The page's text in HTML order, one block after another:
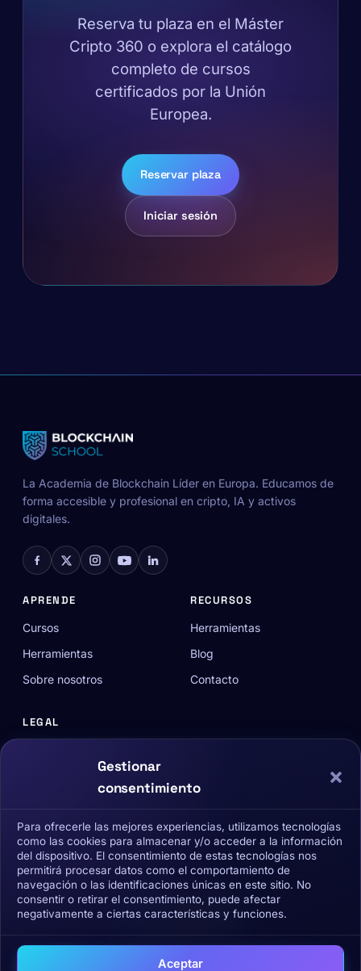
Gestionar
consentimiento
Para ofrecerle las mejores experiencias, utilizamos tecnologías
como las cookies para almacenar y/o acceder a la información
del dispositivo. El consentimiento de estas tecnologías nos
permitirá procesar datos como el comportamiento de
navegación o las identificaciones únicas en este sitio. No
consentir o retirar el consentimiento, puede afectar
negativamente a ciertas características y funciones.
Aceptar
Reserva tu plaza en el Máster
Cripto 360 o explora el catálogo
completo de cursos
certificados por la Unión
Europea.
Reservar plaza
Iniciar sesión
La Academia de Blockchain Líder en Europa. Educamos de
forma accesible y profesional en cripto, IA y activos
digitales.
APRENDE
Cursos
Herramientas
Sobre nosotros
RECURSOS
Herramientas
Blog
Contacto
LEGAL
Política de devoluciones